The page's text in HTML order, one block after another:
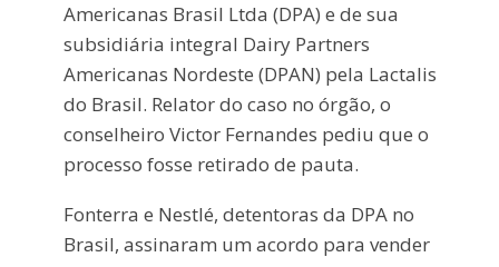
Americanas Brasil Ltda (DPA) e de sua
subsidiária integral Dairy Partners
Americanas Nordeste (DPAN) pela Lactalis
do Brasil. Relator do caso no órgão, o
conselheiro Victor Fernandes pediu que o
processo fosse retirado de pauta.
Fonterra e Nestlé, detentoras da DPA no
Brasil, assinaram um acordo para vender